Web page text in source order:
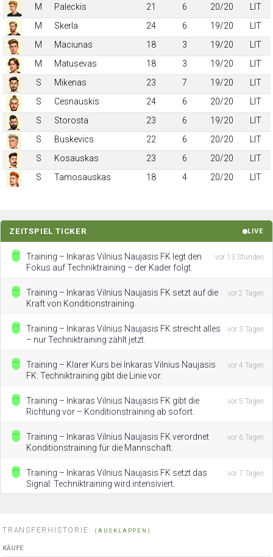
M
Paleckis 21 6 20/20
LIT
M
Skerla 24 6 19/20
LIT
M
Maciunas 18 3 19/20
LIT
M
Matusevas 18 3 19/20
LIT
S
Mikenas 23 7 19/20
LIT
S
Cesnauskis 24 6 20/20
LIT
S
Storosta 23 6 19/20
LIT
S
Buskevics 22 6 20/20
LIT
S
Kosauskas 23 6 20/20
LIT
S
Tamosauskas 18 4 20/20 LIT
ZEITSPIEL TICKER LIVE
Training – Inkaras Vilnius Naujasis FK legt den
Fokus auf Techniktraining – der Kader folgt.
vor 13 Stunden
Training – Inkaras Vilnius Naujasis FK setzt auf die
Kraft von Konditionstraining.
vor 2 Tagen
Training – Inkaras Vilnius Naujasis FK streicht alles
– nur Techniktraining zählt jetzt.
vor 3 Tagen
Training – Klarer Kurs bei Inkaras Vilnius Naujasis
FK: Techniktraining gibt die Linie vor.
vor 4 Tagen
Training – Inkaras Vilnius Naujasis FK gibt die
Richtung vor – Konditionstraining ab sofort.
vor 5 Tagen
Training – Inkaras Vilnius Naujasis FK verordnet
Konditionstraining für die Mannschaft.
vor 6 Tagen
Training – Inkaras Vilnius Naujasis FK setzt das
Signal: Techniktraining wird intensiviert.
vor 7 Tagen
TRANSFERHISTORIE: (AUSKLAPPEN)
KÄUFE